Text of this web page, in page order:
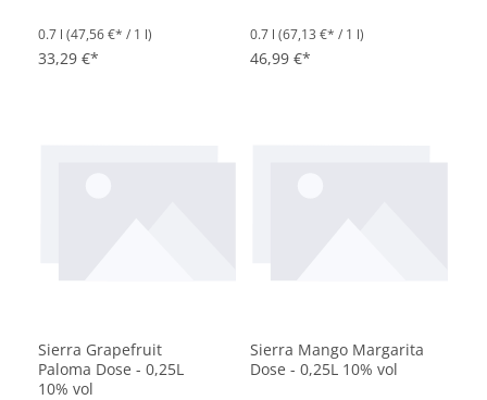
0.7 l (47,56 €* / 1 l)
33,29 €*
0.7 l (67,13 €* / 1 l)
46,99 €*
Sierra Grapefruit
Paloma Dose - 0,25L
10% vol
Sierra Mango Margarita
Dose - 0,25L 10% vol